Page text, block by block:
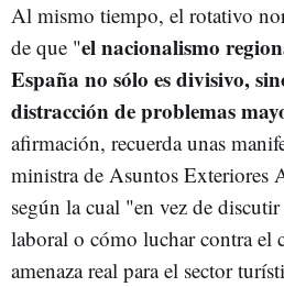
Al mismo tiempo, el rotativo
de que "el nacionalismo
España no sólo es divisivo,
distracción de problemas
afirmación, recuerda unas
ministra de Asuntos Exteriores
según la cual "en vez de
laboral o cómo luchar contra el
amenaza real para el sector